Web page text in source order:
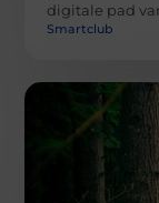
digitale pad
Smartclub